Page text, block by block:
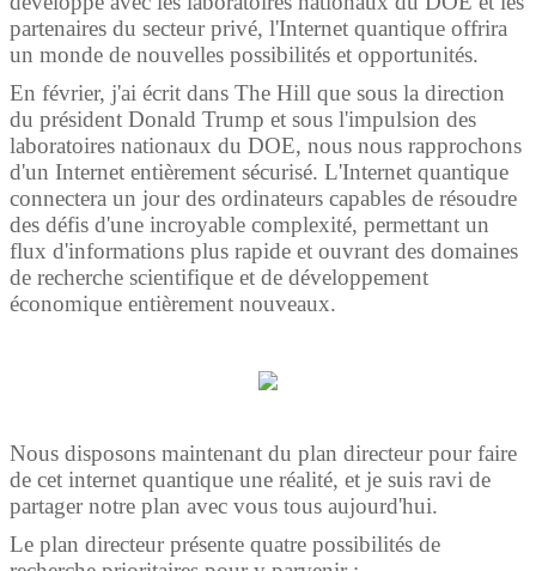
partenaires du secteur privé, l'Internet quantique offrira
un monde de nouvelles possibilités et opportunités.
En février, j'ai écrit dans The Hill que sous la direction
du président Donald Trump et sous l'impulsion des
laboratoires nationaux du DOE, nous nous rapprochons
d'un Internet entièrement sécurisé. L'Internet quantique
connectera un jour des ordinateurs capables de résoudre
des défis d'une incroyable complexité, permettant un
flux d'informations plus rapide et ouvrant des domaines
de recherche scientifique et de développement
économique entièrement nouveaux.
Nous disposons maintenant du plan directeur pour faire
de cet internet quantique une réalité, et je suis ravi de
partager notre plan avec vous tous aujourd'hui.
Le plan directeur présente quatre possibilités de